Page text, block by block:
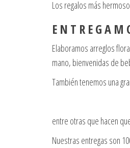
Los regalos más
E N T R E G A
Elaboramos arreglos
mano, bienvenidas de
También tenemos una
entre otras que hacen
Nuestras entregas son